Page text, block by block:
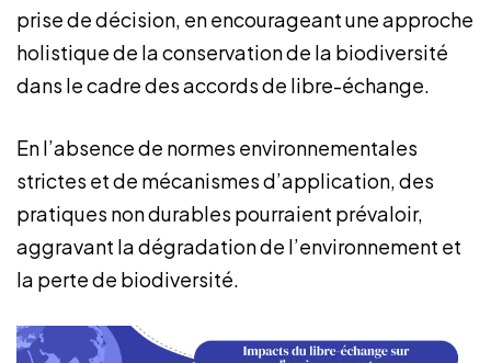
prise de décision, en encourageant une approche
holistique de la conservation de la biodiversité
dans le cadre des accords de libre-échange.
En l’absence de normes environnementales
strictes et de mécanismes d’application, des
pratiques non durables pourraient prévaloir,
aggravant la dégradation de l’environnement et
la perte de biodiversité.